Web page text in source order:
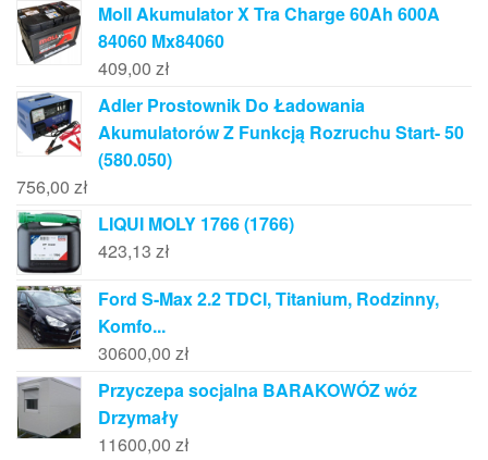
Moll Akumulator X Tra Charge 60Ah 600A
84060 Mx84060
409,00 zł
Adler Prostownik Do Ładowania
Akumulatorów Z Funkcją Rozruchu Start- 50
(580.050)
756,00 zł
LIQUI MOLY 1766 (1766)
423,13 zł
Ford S-Max 2.2 TDCI, Titanium, Rodzinny,
Komfo...
30600,00 zł
Przyczepa socjalna BARAKOWÓZ wóz
Drzymały
11600,00 zł